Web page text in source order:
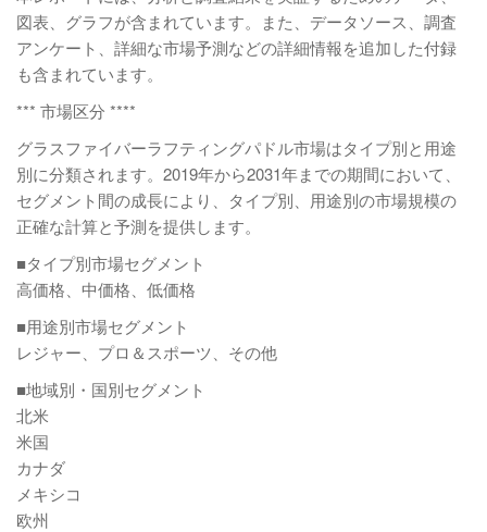
図表、グラフが含まれています。また、データソース、調査
アンケート、詳細な市場予測などの詳細情報を追加した付録
も含まれています。
*** 市場区分 ****
グラスファイバーラフティングパドル市場はタイプ別と用途
別に分類されます。2019年から2031年までの期間において、
セグメント間の成長により、タイプ別、用途別の市場規模の
正確な計算と予測を提供します。
■タイプ別市場セグメント
高価格、中価格、低価格
■用途別市場セグメント
レジャー、プロ＆スポーツ、その他
■地域別・国別セグメント
北米
米国
カナダ
メキシコ
欧州